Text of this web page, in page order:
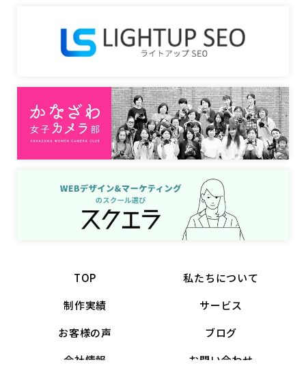
TOP
私たちについて
制作実績
サービス
お客様の声
ブログ
会社情報
お問い合わせ